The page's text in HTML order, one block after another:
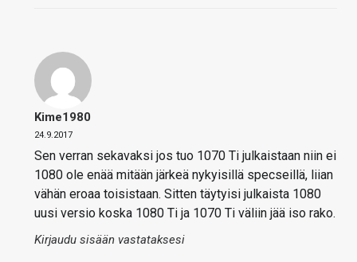
Kime1980
24.9.2017
Sen verran sekavaksi jos tuo 1070 Ti julkaistaan niin ei
1080 ole enää mitään järkeä nykyisillä specseillä, liian
vähän eroaa toisistaan. Sitten täytyisi julkaista 1080
uusi versio koska 1080 Ti ja 1070 Ti väliin jää iso rako.
Kirjaudu sisään vastataksesi